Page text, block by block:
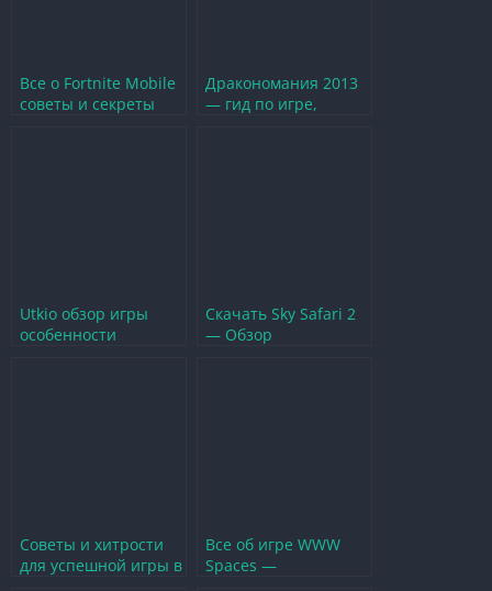
Все о Fortnite Mobile
советы и секреты
Дракономания 2013
— гид по игре,
Utkio обзор игры
особенности
Скачать Sky Safari 2
— Обзор
Советы и хитрости
для успешной игры в
Все об игре WWW
Spaces —